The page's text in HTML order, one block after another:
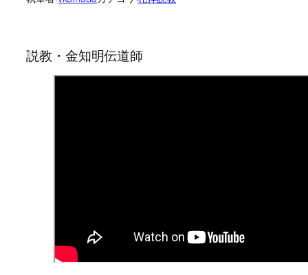
説教・金知明伝道師